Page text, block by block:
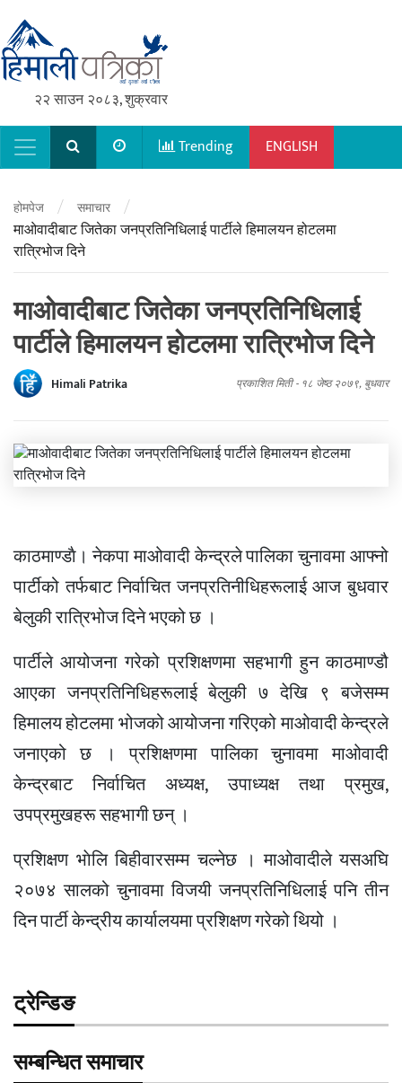
२२ साउन २०८३, शुक्रवार
Main NavigationTrending ENGLISH
होमपेज / समाचार /
माओवादीबाट जितेका जनप्रतिनिधिलाई पार्टीले हिमालयन होटलमा
रात्रिभोज दिने
माओवादीबाट जितेका जनप्रतिनिधिलाई
पार्टीले हिमालयन होटलमा रात्रिभोज दिने
Himali Patrika प्रकाशित मिती - १८ जेष्ठ २०७९, बुधवार
काठमाण्डाै। नेकपा माओवादी केन्द्रले पालिका चुनावमा आफ्नो
पार्टीको तर्फबाट निर्वाचित जनप्रतिनीधिहरूलाई आज बुधवार
बेलुकी रात्रिभोज दिने भएको छ ।
पार्टीले आयोजना गरेको प्रशिक्षणमा सहभागी हुन काठमाण्डौ
आएका जनप्रतिनिधिहरूलाई बेलुकी ७ देखि ९ बजेसम्म
हिमालय होटलमा भोजको आयोजना गरिएको माओवादी केन्द्रले
जनाएको छ । प्रशिक्षणमा पालिका चुनावमा माओवादी
केन्द्रबाट निर्वाचित अध्यक्ष, उपाध्यक्ष तथा प्रमुख,
उपप्रमुखहरू सहभागी छन् ।
प्रशिक्षण भाेलि बिहीवारसम्म चल्नेछ । माओवादीले यसअघि
२०७४ सालको चुनावमा विजयी जनप्रतिनिधिलाई पनि तीन
दिन पार्टी केन्द्रीय कार्यालयमा प्रशिक्षण गरेको थियो ।
ट्रेन्डिङ
सम्बन्धित समाचार